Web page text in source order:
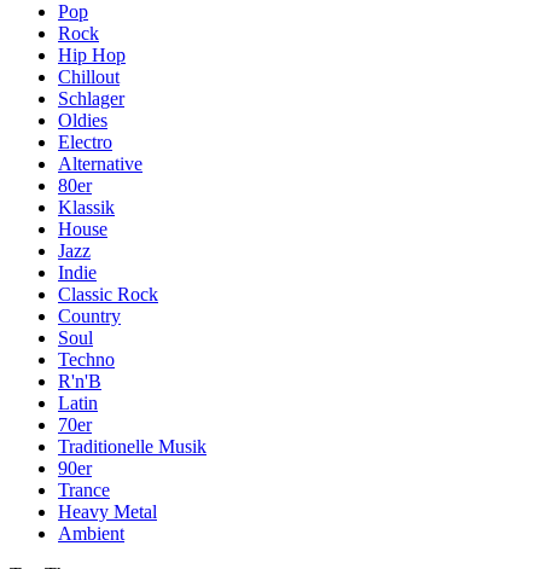
Pop
Rock
Hip Hop
Chillout
Schlager
Oldies
Electro
Alternative
80er
Klassik
House
Jazz
Indie
Classic Rock
Country
Soul
Techno
R'n'B
Latin
70er
Traditionelle Musik
90er
Trance
Heavy Metal
Ambient